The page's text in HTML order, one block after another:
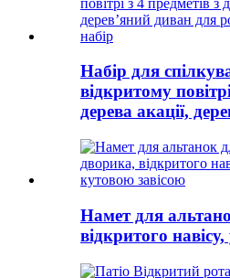
Набір для
відкритому
дерева акації,
Намет для
відкритого